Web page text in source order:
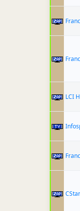
LCI